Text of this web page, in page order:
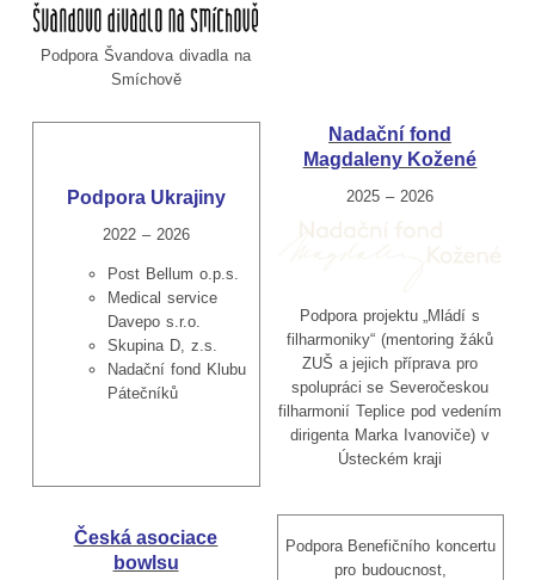
Podpora Švandova divadla na
Smíchově
Podpora Ukrajiny
2022 – 2026
Post Bellum o.p.s.
Medical service
Davepo s.r.o.
Skupina D, z.s.
Nadační fond Klubu
Pátečníků
Nadační fond
Magdaleny Kožené
2025 – 2026
Podpora projektu „Mládí s
filharmoniky“ (mentoring žáků
ZUŠ a jejich příprava pro
spolupráci se Severočeskou
filharmonií Teplice pod vedením
dirigenta Marka Ivanoviče) v
Ústeckém kraji
Česká asociace
bowlsu
Podpora Benefičního koncertu
pro budoucnost,